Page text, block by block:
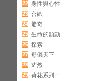
22 身性與心性
23 合歡
24 驚奇
25 生命的顫動
26 探索
27 母儀天下
28 茫然
29 荷花系列一